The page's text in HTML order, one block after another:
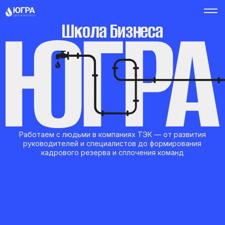
Школа Бизнеса
Работаем с людьми в компаниях ТЭК — от развития
руководителей и специалистов до формирования
кадрового резерва и сплочения команд